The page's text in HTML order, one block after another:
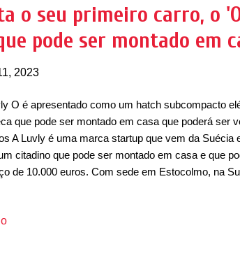
o seu primeiro carro, o
pode ser montado em
2023
O é apresentado como um hatch subcompacto
que pode ser montado em casa que poderá ser
A Luvly é uma marca startup que vem da Suécia
citadino que pode ser montado em casa e que
de 10.000 euros. Com sede em Estocolmo, na
na marca de móveis IKEA, o Luvly deve ser